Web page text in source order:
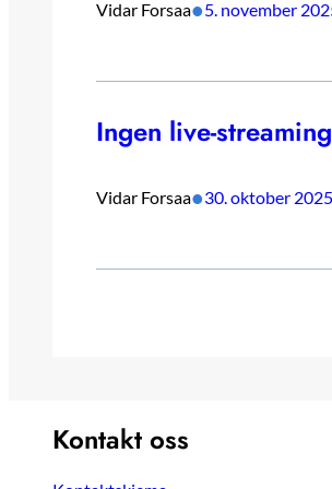
Vidar Forsaa•5. november
Ingen live-
Vidar Forsaa•30. oktober 2025
Kontakt oss